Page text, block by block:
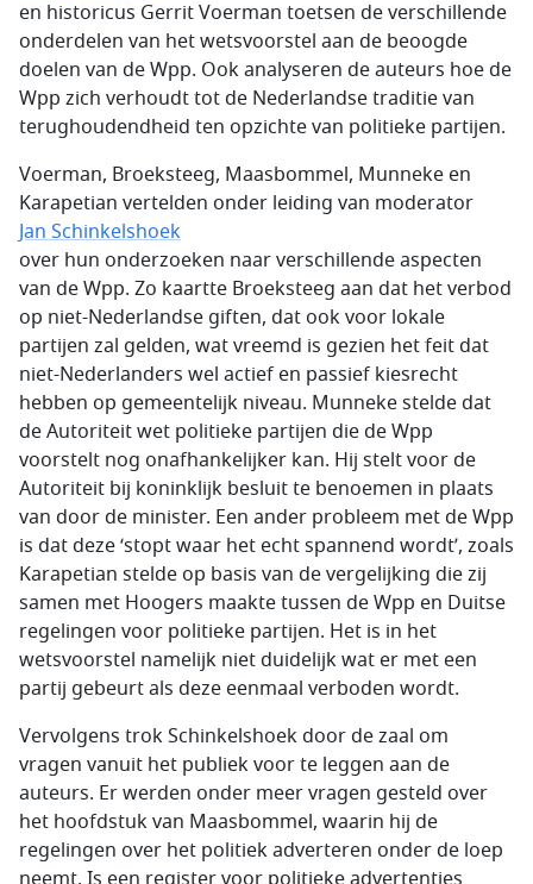
en historicus Gerrit Voerman toetsen de verschillende
onderdelen van het wetsvoorstel aan de beoogde
doelen van de Wpp. Ook analyseren de auteurs hoe de
Wpp zich verhoudt tot de Nederlandse traditie van
terughoudendheid ten opzichte van politieke partijen.
Voerman, Broeksteeg, Maasbommel, Munneke en
Karapetian vertelden onder leiding van moderator
Jan Schinkelshoek
over hun onderzoeken naar verschillende aspecten
van de Wpp. Zo kaartte Broeksteeg aan dat het verbod
op niet-Nederlandse giften, dat ook voor lokale
partijen zal gelden, wat vreemd is gezien het feit dat
niet-Nederlanders wel actief en passief kiesrecht
hebben op gemeentelijk niveau. Munneke stelde dat
de Autoriteit wet politieke partijen die de Wpp
voorstelt nog onafhankelijker kan. Hij stelt voor de
Autoriteit bij koninklijk besluit te benoemen in plaats
van door de minister. Een ander probleem met de Wpp
is dat deze ‘stopt waar het echt spannend wordt’, zoals
Karapetian stelde op basis van de vergelijking die zij
samen met Hoogers maakte tussen de Wpp en Duitse
regelingen voor politieke partijen. Het is in het
wetsvoorstel namelijk niet duidelijk wat er met een
partij gebeurt als deze eenmaal verboden wordt.
Vervolgens trok Schinkelshoek door de zaal om
vragen vanuit het publiek voor te leggen aan de
auteurs. Er werden onder meer vragen gesteld over
het hoofdstuk van Maasbommel, waarin hij de
regelingen over het politiek adverteren onder de loep